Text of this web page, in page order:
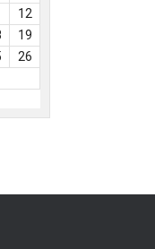
12
19
26